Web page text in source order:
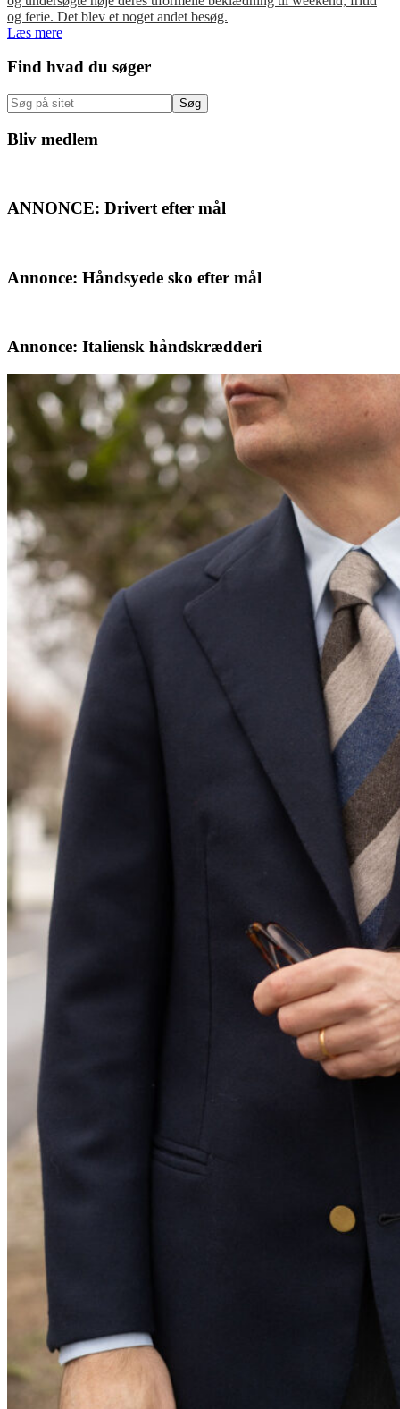
og ferie. Det blev et noget andet besøg.
Læs mere
Primær
Sidebar
Find hvad du søger
Søg
på
sitet
Bliv medlem
ANNONCE: Drivert efter mål
Annonce: Håndsyede sko efter mål
Annonce: Italiensk håndskrædderi